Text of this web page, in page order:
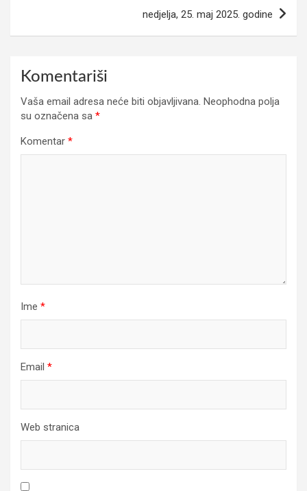
nedjelja, 25. maj 2025. godine
Komentariši
Vaša email adresa neće biti objavljivana. Neophodna polja
su označena sa *
Komentar *
Ime *
Email *
Web stranica